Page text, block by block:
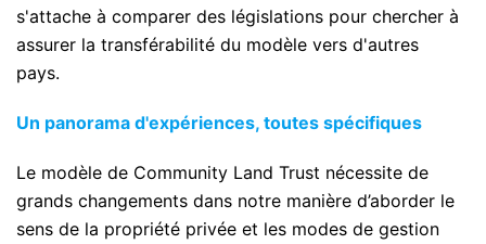
s'attache à comparer des législations pour chercher à
assurer la transférabilité du modèle vers d'autres
pays.
Un panorama d'expériences, toutes spécifiques
Le modèle de Community Land Trust nécessite de
grands changements dans notre manière d’aborder le
sens de la propriété privée et les modes de gestion